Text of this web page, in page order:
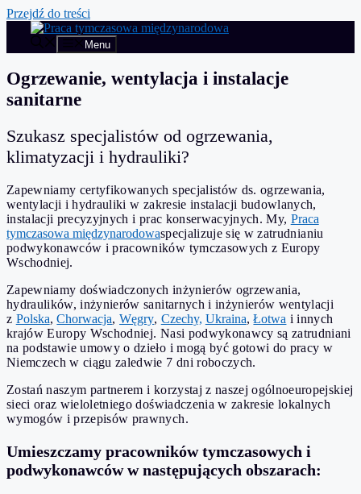
Przejdź do treści
Menu
Ogrzewanie, wentylacja i instalacje
sanitarne
Szukasz specjalistów od ogrzewania,
klimatyzacji i hydrauliki?
Zapewniamy certyfikowanych specjalistów ds. ogrzewania,
wentylacji i hydrauliki w zakresie instalacji budowlanych,
instalacji precyzyjnych i prac konserwacyjnych. My, Praca
tymczasowa międzynarodowaspecjalizuje się w zatrudnianiu
podwykonawców i pracowników tymczasowych z Europy
Wschodniej.
Zapewniamy doświadczonych inżynierów ogrzewania,
hydraulików, inżynierów sanitarnych i inżynierów wentylacji
z Polska,Chorwacja,Węgry, Czechy, Ukraina,Łotwa i innych
krajów Europy Wschodniej. Nasi podwykonawcy są zatrudniani
na podstawie umowy o dzieło i mogą być gotowi do pracy w
Niemczech w ciągu zaledwie 7 dni roboczych.
Zostań naszym partnerem i korzystaj z naszej ogólnoeuropejskiej
sieci oraz wieloletniego doświadczenia w zakresie lokalnych
wymogów i przepisów prawnych.
Umieszczamy pracowników tymczasowych i
podwykonawców w następujących obszarach: